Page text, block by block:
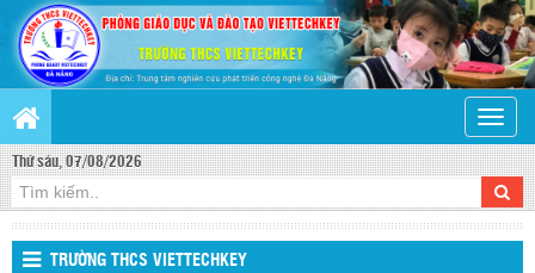
Toggle
Thứ sáu, 07/08/2026
TRƯỜNG THCS VIETTECHKEY